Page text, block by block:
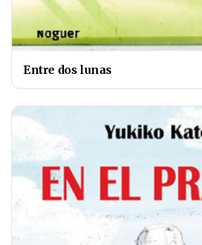
Entre dos lunas